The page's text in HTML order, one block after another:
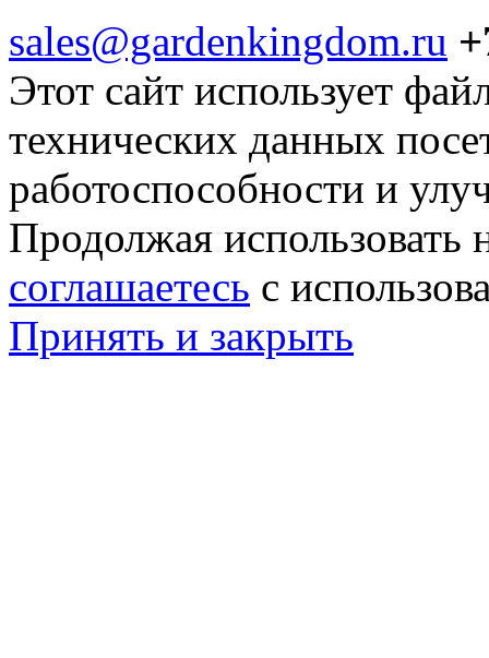
sales@gardenkingdom.ru
Этот сайт использует
технических данных
работоспособности и
Продолжая использовать
соглашаетесь с
Принять и закрыть